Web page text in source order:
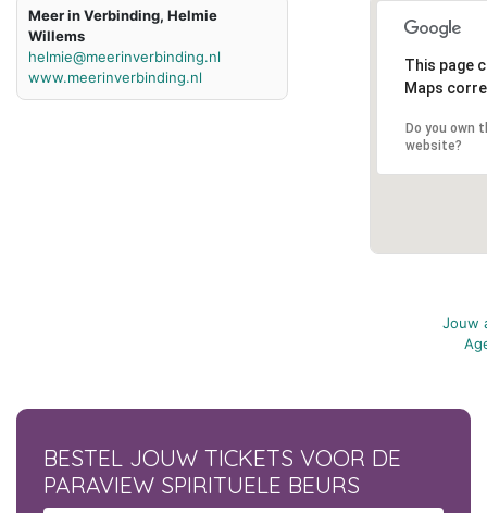
Meer in Verbinding, Helmie
Willems
helmie@meerinverbinding.nl
www.meerinverbinding.nl
This page
Maps
Do you own
website?
Jouw
BESTEL JOUW TICKETS VOOR DE
PARAVIEW SPIRITUELE BEURS